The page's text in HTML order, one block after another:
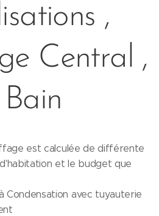
,
Central ,
est calculée de différente
et le budget que
Condensation avec tuyauterie